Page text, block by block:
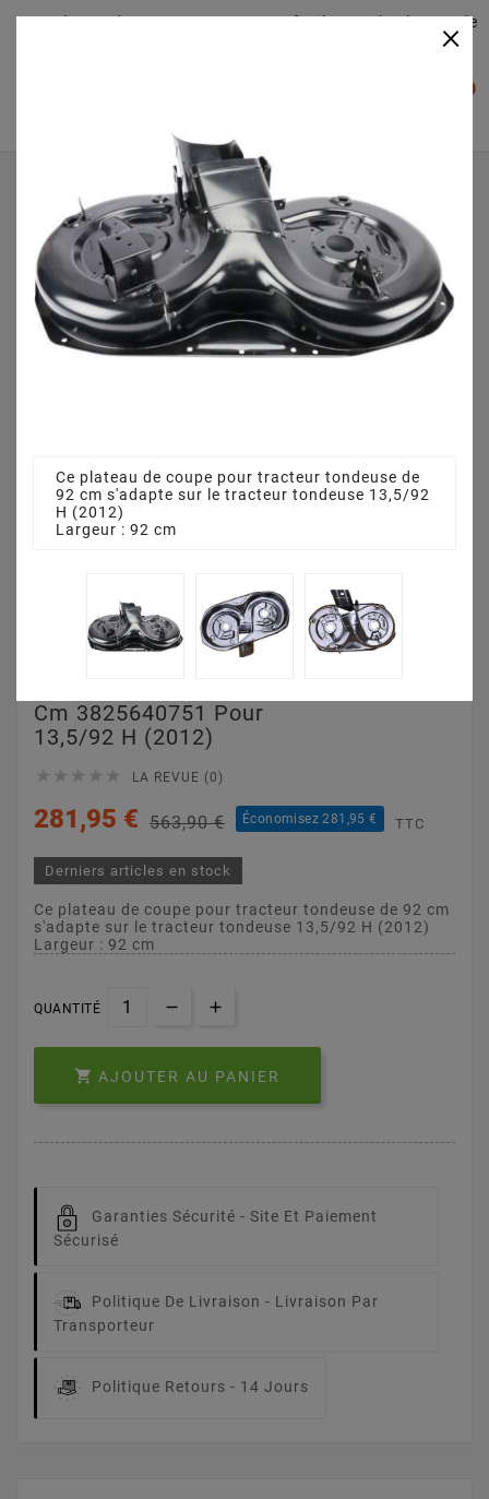
Plateaudecoupe.com : Trouver facilement le plateau de
Accueil
Plateau de coupe
Plateau de coupe 92 cm 3825640751 pour 13,5/92 H
(2012)
Cm 3825640751 Pour
13,5/92 H (2012)
     LA REVUE (0)
281,95 € 563,90 € Économisez 281,95 € TTC
Derniers articles en stock
Ce plateau de coupe pour tracteur tondeuse de 92 cm
s'adapte sur le tracteur tondeuse 13,5/92 H (2012)
Largeur : 92 cm
QUANTITÉ
 AJOUTER AU PANIER
Garanties Sécurité - Site Et Paiement
Sécurisé
Politique De Livraison - Livraison Par
Transporteur
Politique Retours - 14 Jours
×
Ce plateau de coupe pour tracteur tondeuse de
92 cm s'adapte sur le tracteur tondeuse 13,5/92
H (2012)
Largeur : 92 cm